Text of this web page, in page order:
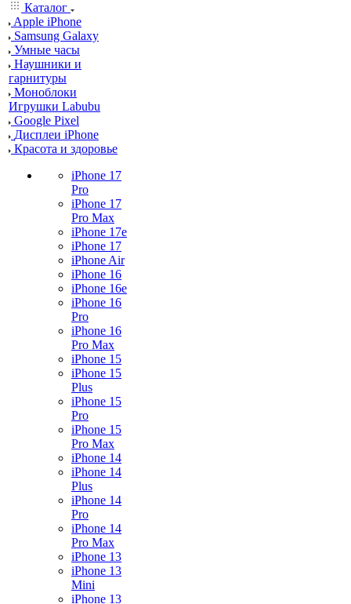
Каталог
Apple iPhone
Samsung Galaxy
Умные часы
Наушники и
гарнитуры
Моноблоки
Игрушки Labubu
Google Pixel
Дисплеи iPhone
Красота и здоровье
iPhone 17
Pro
iPhone 17
Pro Max
iPhone 17e
iPhone 17
iPhone Air
iPhone 16
iPhone 16e
iPhone 16
Pro
iPhone 16
Pro Max
iPhone 15
iPhone 15
Plus
iPhone 15
Pro
iPhone 15
Pro Max
iPhone 14
iPhone 14
Plus
iPhone 14
Pro
iPhone 14
Pro Max
iPhone 13
iPhone 13
Mini
iPhone 13